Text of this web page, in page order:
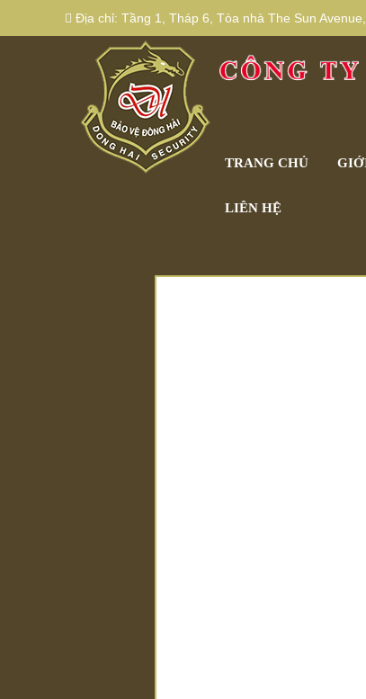
Địa chỉ: Tầng 1, Tháp 6, Tòa nhà The Sun
TRANG CHỦ
LIÊN HỆ